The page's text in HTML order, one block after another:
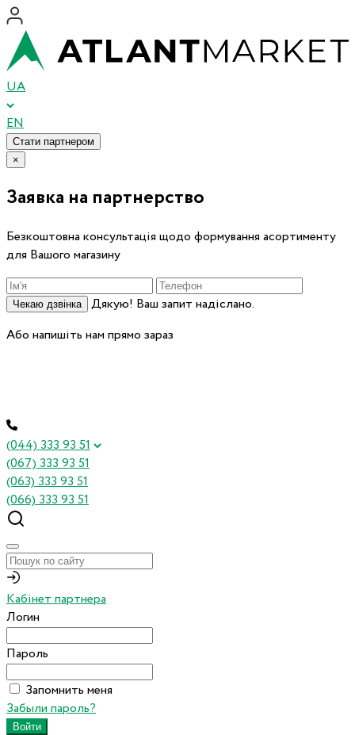
UA
EN
Стати партнером
×
Заявка на партнерство
Безкоштовна консультація щодо формування асортименту
для Вашого магазину
Чекаю дзвінка
Дякую! Ваш запит надіслано.
Або напишіть нам прямо зараз
(044) 333 93 51
(067) 333 93 51
(063) 333 93 51
(066) 333 93 51
Кабінет партнера
Логин
Пароль
Запомнить меня
Забыли пароль?